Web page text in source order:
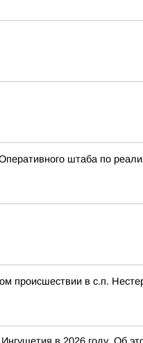
штаба по
происшествии в с.п.